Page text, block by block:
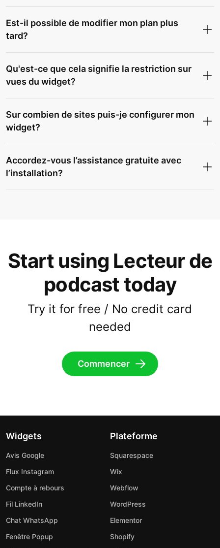
Est-il possible de modifier mon plan plus
tard?
Qu'est-ce que cela signifie la restriction sur
vues du widget?
Sur combien de sites puis-je configurer mon
widget?
Accordez-vous l’assistance gratuite avec
l’installation?
Start using Lecteur de
podcast today
Try it for free / No credit card
needed
Commencer
Widgets
Avis Google
Flux Instagram
Compte à rebours
Fil LinkedIn
Chat WhatsApp
Fenêtre Popup
Plateforme
Squarespace
Wix
Webflow
WordPress
Elementor
Shopify